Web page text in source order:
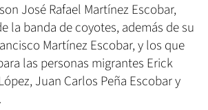
José Rafael Martínez Escobar,
la banda de coyotes, además de su
Martínez Escobar, y los que
las personas migrantes Erick
Juan Carlos Peña Escobar y